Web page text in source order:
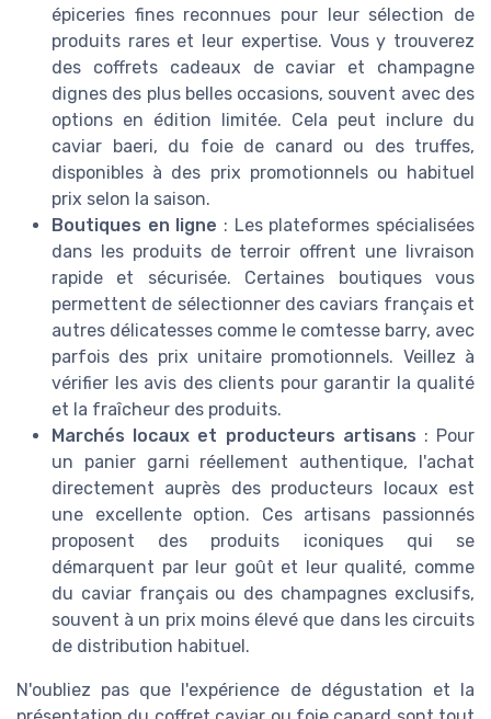
épiceries fines reconnues pour leur sélection de
produits rares et leur expertise. Vous y trouverez
des coffrets cadeaux de caviar et champagne
dignes des plus belles occasions, souvent avec des
options en édition limitée. Cela peut inclure du
caviar baeri, du foie de canard ou des truffes,
disponibles à des prix promotionnels ou habituel
prix selon la saison.
Boutiques en ligne : Les plateformes spécialisées
dans les produits de terroir offrent une livraison
rapide et sécurisée. Certaines boutiques vous
permettent de sélectionner des caviars français et
autres délicatesses comme le comtesse barry, avec
parfois des prix unitaire promotionnels. Veillez à
vérifier les avis des clients pour garantir la qualité
et la fraîcheur des produits.
Marchés locaux et producteurs artisans : Pour
un panier garni réellement authentique, l'achat
directement auprès des producteurs locaux est
une excellente option. Ces artisans passionnés
proposent des produits iconiques qui se
démarquent par leur goût et leur qualité, comme
du caviar français ou des champagnes exclusifs,
souvent à un prix moins élevé que dans les circuits
de distribution habituel.
N'oubliez pas que l'expérience de dégustation et la